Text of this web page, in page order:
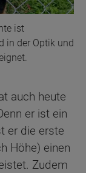
ist
in der Optik und
auch heute
er ist ein
er die erste
Höhe) einen
Zudem